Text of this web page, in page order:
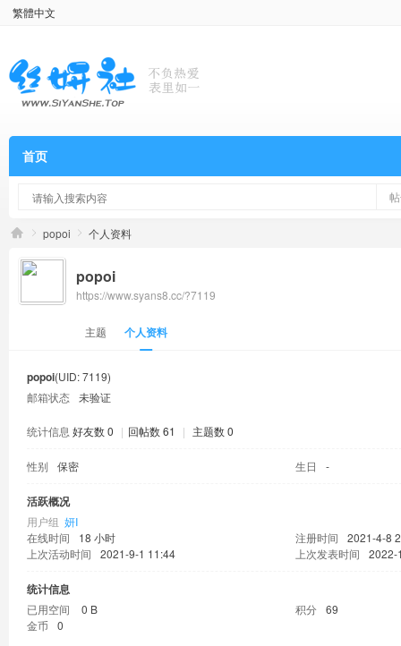
繁體中文
首页
popoi 个人资料
popoi
https://www.syans8.cc/?7119
主题 个人资料
popoi(UID: 7119)
邮箱状态 未验证
统计信息 好友数 0 | 回帖数 61 | 主题数 0
性别 保密 生日 -
活跃概况
用户组 妍Ⅰ
在线时间
18 小时 注册时间
2021-4-8
上次活动时间
2021-9-1 11:44 上次发表时间 2022-
统计信息
已用空间 0 B 积分 69
金币
0